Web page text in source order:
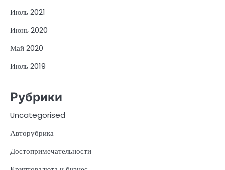
Июль 2021
Июнь 2020
Май 2020
Июль 2019
Рубрики
Uncategorised
Авторубрика
Достопримечательности